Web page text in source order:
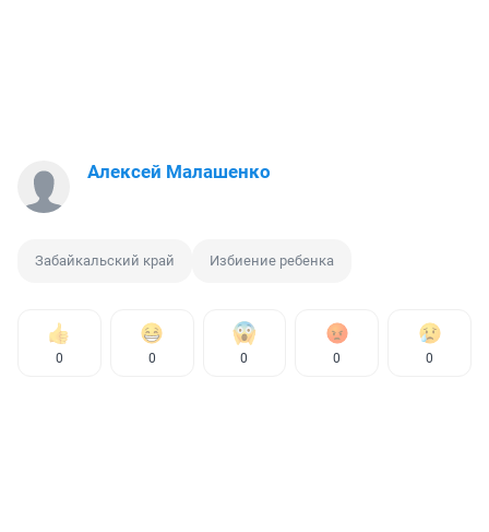
Алексей Малашенко
Забайкальский край Избиение ребенка
0 0 0 0 0